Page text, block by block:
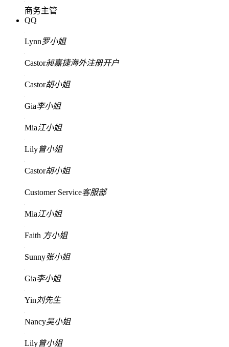
商务主管
QQ
Lynn罗小姐
Castor昶嘉捷海外注册开户
Castor胡小姐
Gia李小姐
Mia江小姐
Lily曾小姐
Castor胡小姐
Customer Service客服部
Mia江小姐
Faith 方小姐
Sunny张小姐
Gia李小姐
Yin 刘先生
Nancy吴小姐
Lily曾小姐